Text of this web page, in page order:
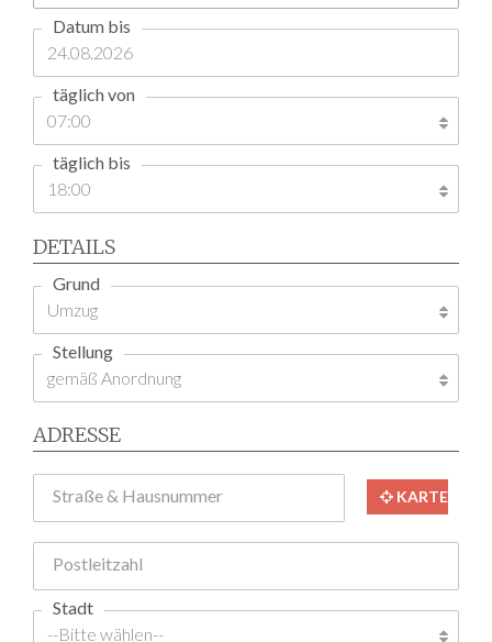
Datum bis
täglich von
täglich bis
DETAILS
Grund
Stellung
ADRESSE
Straße & Hausnummer KARTE
Postleitzahl
Stadt